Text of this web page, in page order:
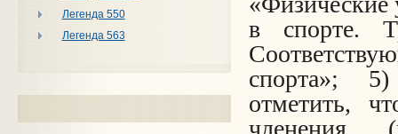
Легенда 550
Легенда 563
в спорте.
спорта»;
отметить,